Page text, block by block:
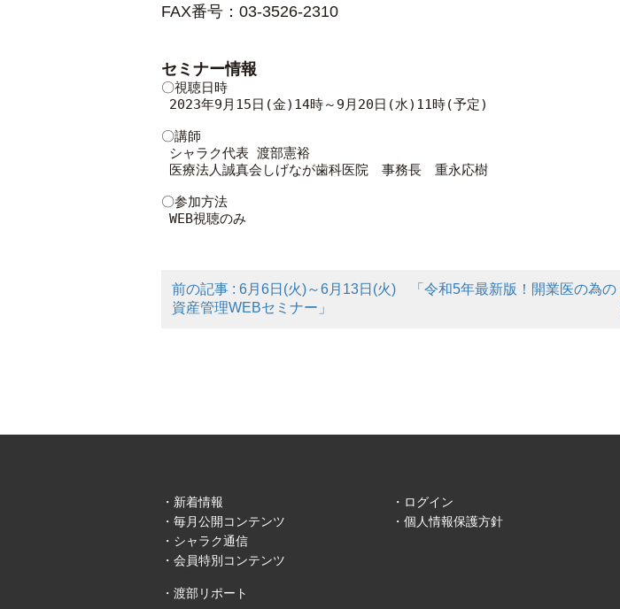
FAX番号：03-3526-2310
セミナー情報
〇視聴日時
〇講師
〇参加方法
WEB視聴のみ
前の記事 : 6月6日(火)～6月13日(火) 「令和5年最新版！開業医の為の
資産管理WEBセミナー」
新着情報
毎月公開コンテンツ
シャラク通信
会員特別コンテンツ
渡部リポート
ログイン
個人情報保護方針